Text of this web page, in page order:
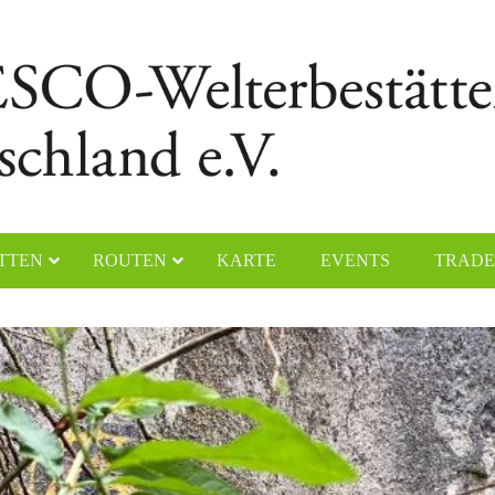
Dom
Dom
„Die Wies“
Lorsch
Naumburger Dom
Klosteranlage Maulbronn
Kölner Dom
Klosterinsel Reichenau
ROUTEN KARTE EVENTS